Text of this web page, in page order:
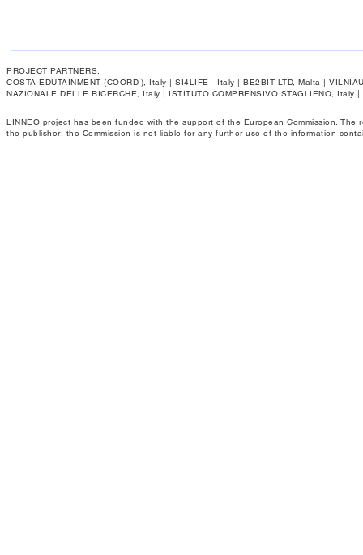
PROJECT PARTNERS:
COSTA EDUTAINMENT (COORD.), Italy | SI4LIFE - Italy | BE2BIT LTD, Malta |
NAZIONALE DELLE RICERCHE, Italy | ISTITUTO COMPRENSIVO STAGLIENO, Italy
LINNEO project has been funded with the support of the European Commission.
the publisher; the Commission is not liable for any further use of the information